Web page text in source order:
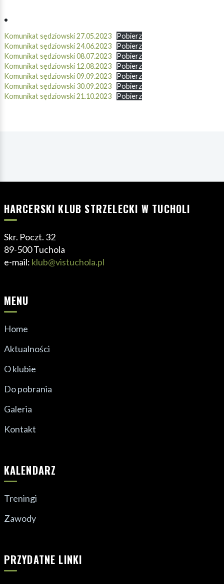
Komunikat sędziowski 27.05.2023
Pobierz
Komunikat sędziowski 24.06.2023
Pobierz
Komunikat sędziowski 08.07.2023
Pobierz
Komunikat sędziowski 12.08.2023
Pobierz
Komunikat sędziowski 09.09.2023
Pobierz
Komunikat sędziowski 30.09.2023
Pobierz
Komunikat sędziowski 21.10.2023
Pobierz
HARCERSKI KLUB STRZELECKI W TUCHOLI
Skr. Poczt. 32
89-500 Tuchola
e-mail: klub@vistuchola.pl
MENU
Home
Aktualności
O klubie
Do pobrania
Galeria
Kontakt
KALENDARZ
Treningi
Zawody
PRZYDATNE LINKI